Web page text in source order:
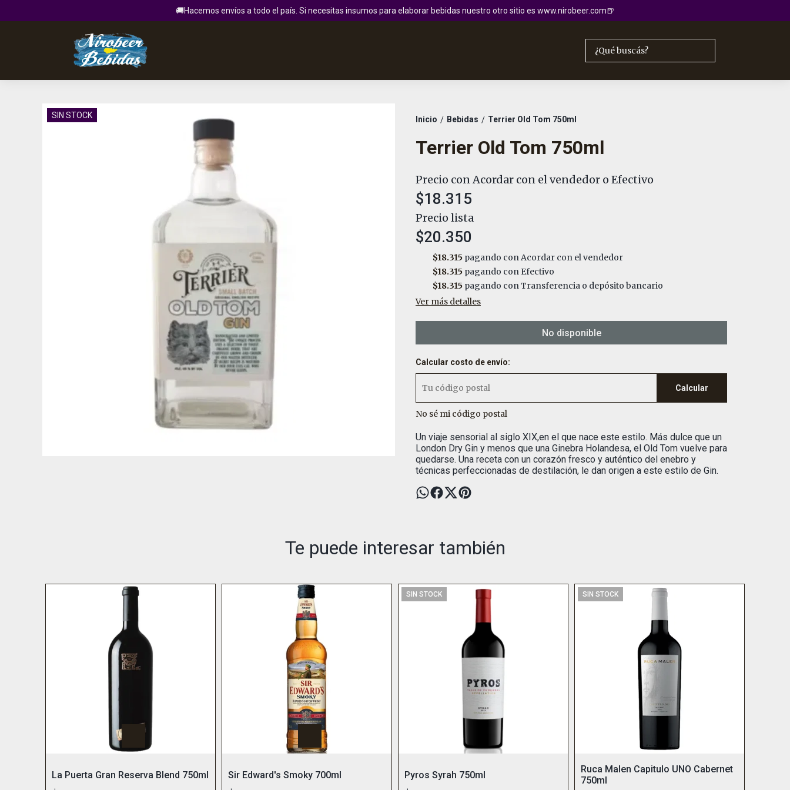
🚚Hacemos envíos a todo el país. Si necesitas insumos para elaborar bebidas nuestro otro sitio es www.nirobeer.com🍺
SIN STOCK Inicio / Bebidas / Terrier Old Tom 750ml
Terrier Old Tom 750ml
Precio con Acordar con el vendedor o Efectivo
$18.315
Precio lista
$20.350
$18.315 pagando con Acordar con el vendedor
$18.315 pagando con Efectivo
$18.315 pagando con Transferencia o depósito bancario
Ver más detalles
No disponible
Calcular costo de envío:
Calcular
No sé mi código postal
Un viaje sensorial al siglo XIX,en el que nace este estilo. Más dulce que un
London Dry Gin y menos que una Ginebra Holandesa, el Old Tom vuelve para
quedarse. Una receta con un corazón fresco y auténtico del enebro y
técnicas perfeccionadas de destilación, le dan origen a este estilo de Gin.
Te puede interesar también
La Puerta Gran Reserva Blend 750ml Sir Edward's Smoky 700ml
SIN STOCK
Pyros Syrah 750ml
SIN STOCK
Ruca Malen Capitulo UNO Cabernet
750ml